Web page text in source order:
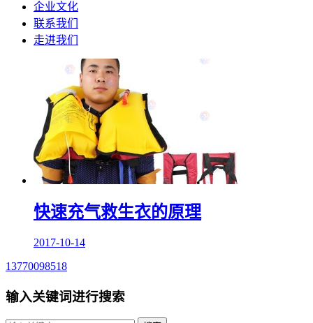
企业文化
联系我们
走进我们
快速充气救生衣的原理
2017-10-14
13770098518
输入关键词进行搜索